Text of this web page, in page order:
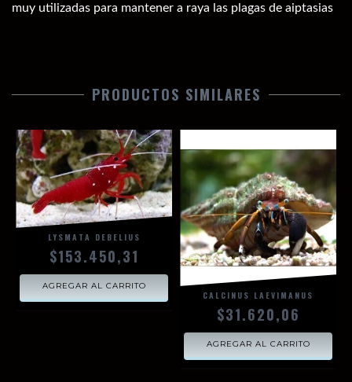
muy utilizadas para mantener a raya las plagas de aiptasias
PRODUCTOS SIMILARES
LYSMATA DEBELIUS
$153.450,31
CALCINUS LAEVIMANUS
$31.620,06